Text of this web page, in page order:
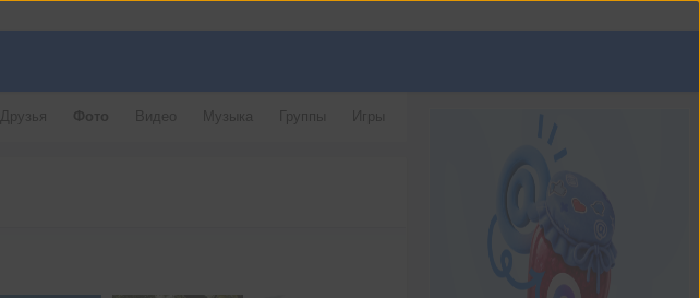
Друзья Фото Видео Музыка Группы Игры